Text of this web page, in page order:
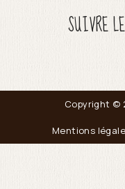
SUIVRE
Copyright ©
Mentions